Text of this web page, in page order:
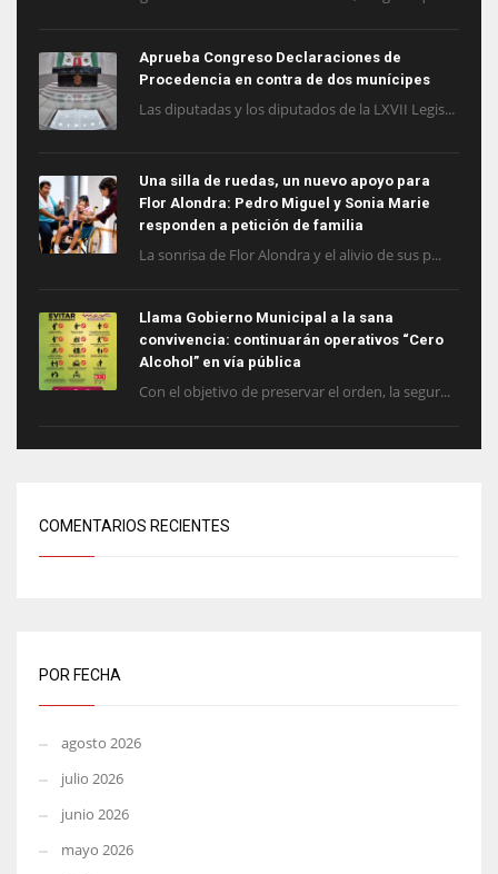
Aprueba Congreso Declaraciones de
Procedencia en contra de dos munícipes
Las diputadas y los diputados de la LXVII Legis...
Una silla de ruedas, un nuevo apoyo para
Flor Alondra: Pedro Miguel y Sonia Marie
responden a petición de familia
La sonrisa de Flor Alondra y el alivio de sus p...
Llama Gobierno Municipal a la sana
convivencia: continuarán operativos “Cero
Alcohol” en vía pública
Con el objetivo de preservar el orden, la segur...
COMENTARIOS RECIENTES
POR FECHA
agosto 2026
julio 2026
junio 2026
mayo 2026